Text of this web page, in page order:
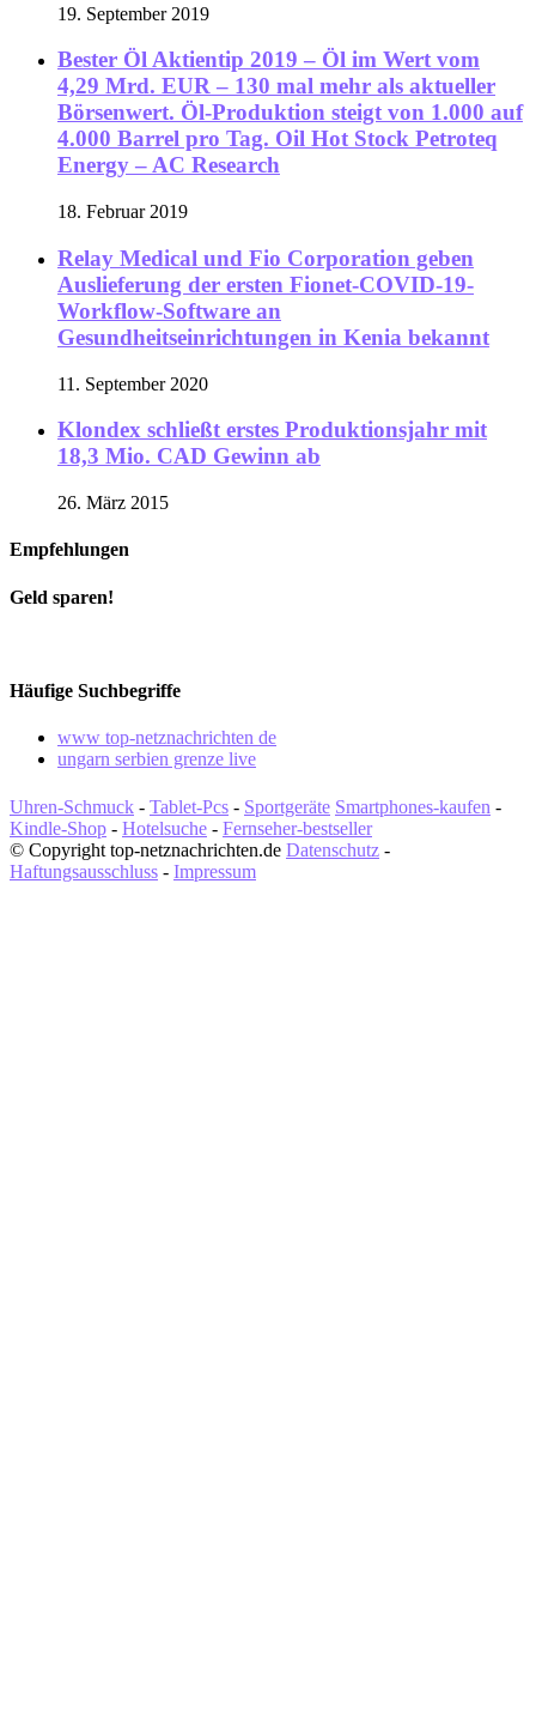
19. September 2019
Bester Öl Aktientip 2019 – Öl im Wert vom
4,29 Mrd. EUR – 130 mal mehr als aktueller
Börsenwert. Öl-Produktion steigt von 1.000 auf
4.000 Barrel pro Tag. Oil Hot Stock Petroteq
Energy – AC Research
18. Februar 2019
Relay Medical und Fio Corporation geben
Auslieferung der ersten Fionet-COVID-19-
Workflow-Software an
Gesundheitseinrichtungen in Kenia bekannt
11. September 2020
Klondex schließt erstes Produktionsjahr mit
18,3 Mio. CAD Gewinn ab
26. März 2015
Empfehlungen
Geld sparen!
Häufige Suchbegriffe
www top-netznachrichten de
ungarn serbien grenze live
Uhren-Schmuck - Tablet-Pcs - Sportgeräte Smartphones-kaufen -
Kindle-Shop - Hotelsuche - Fernseher-bestseller
© Copyright top-netznachrichten.de Datenschutz -
Haftungsausschluss - Impressum